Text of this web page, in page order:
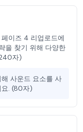
이즈 4 리업로드에
을 찾기 위해 다양한
자)
사운드 요소를 사
요. (80자)